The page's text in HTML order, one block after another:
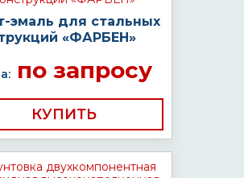
эмаль для стальных
«ФАРБЕН»
по запросу
КУПИТЬ